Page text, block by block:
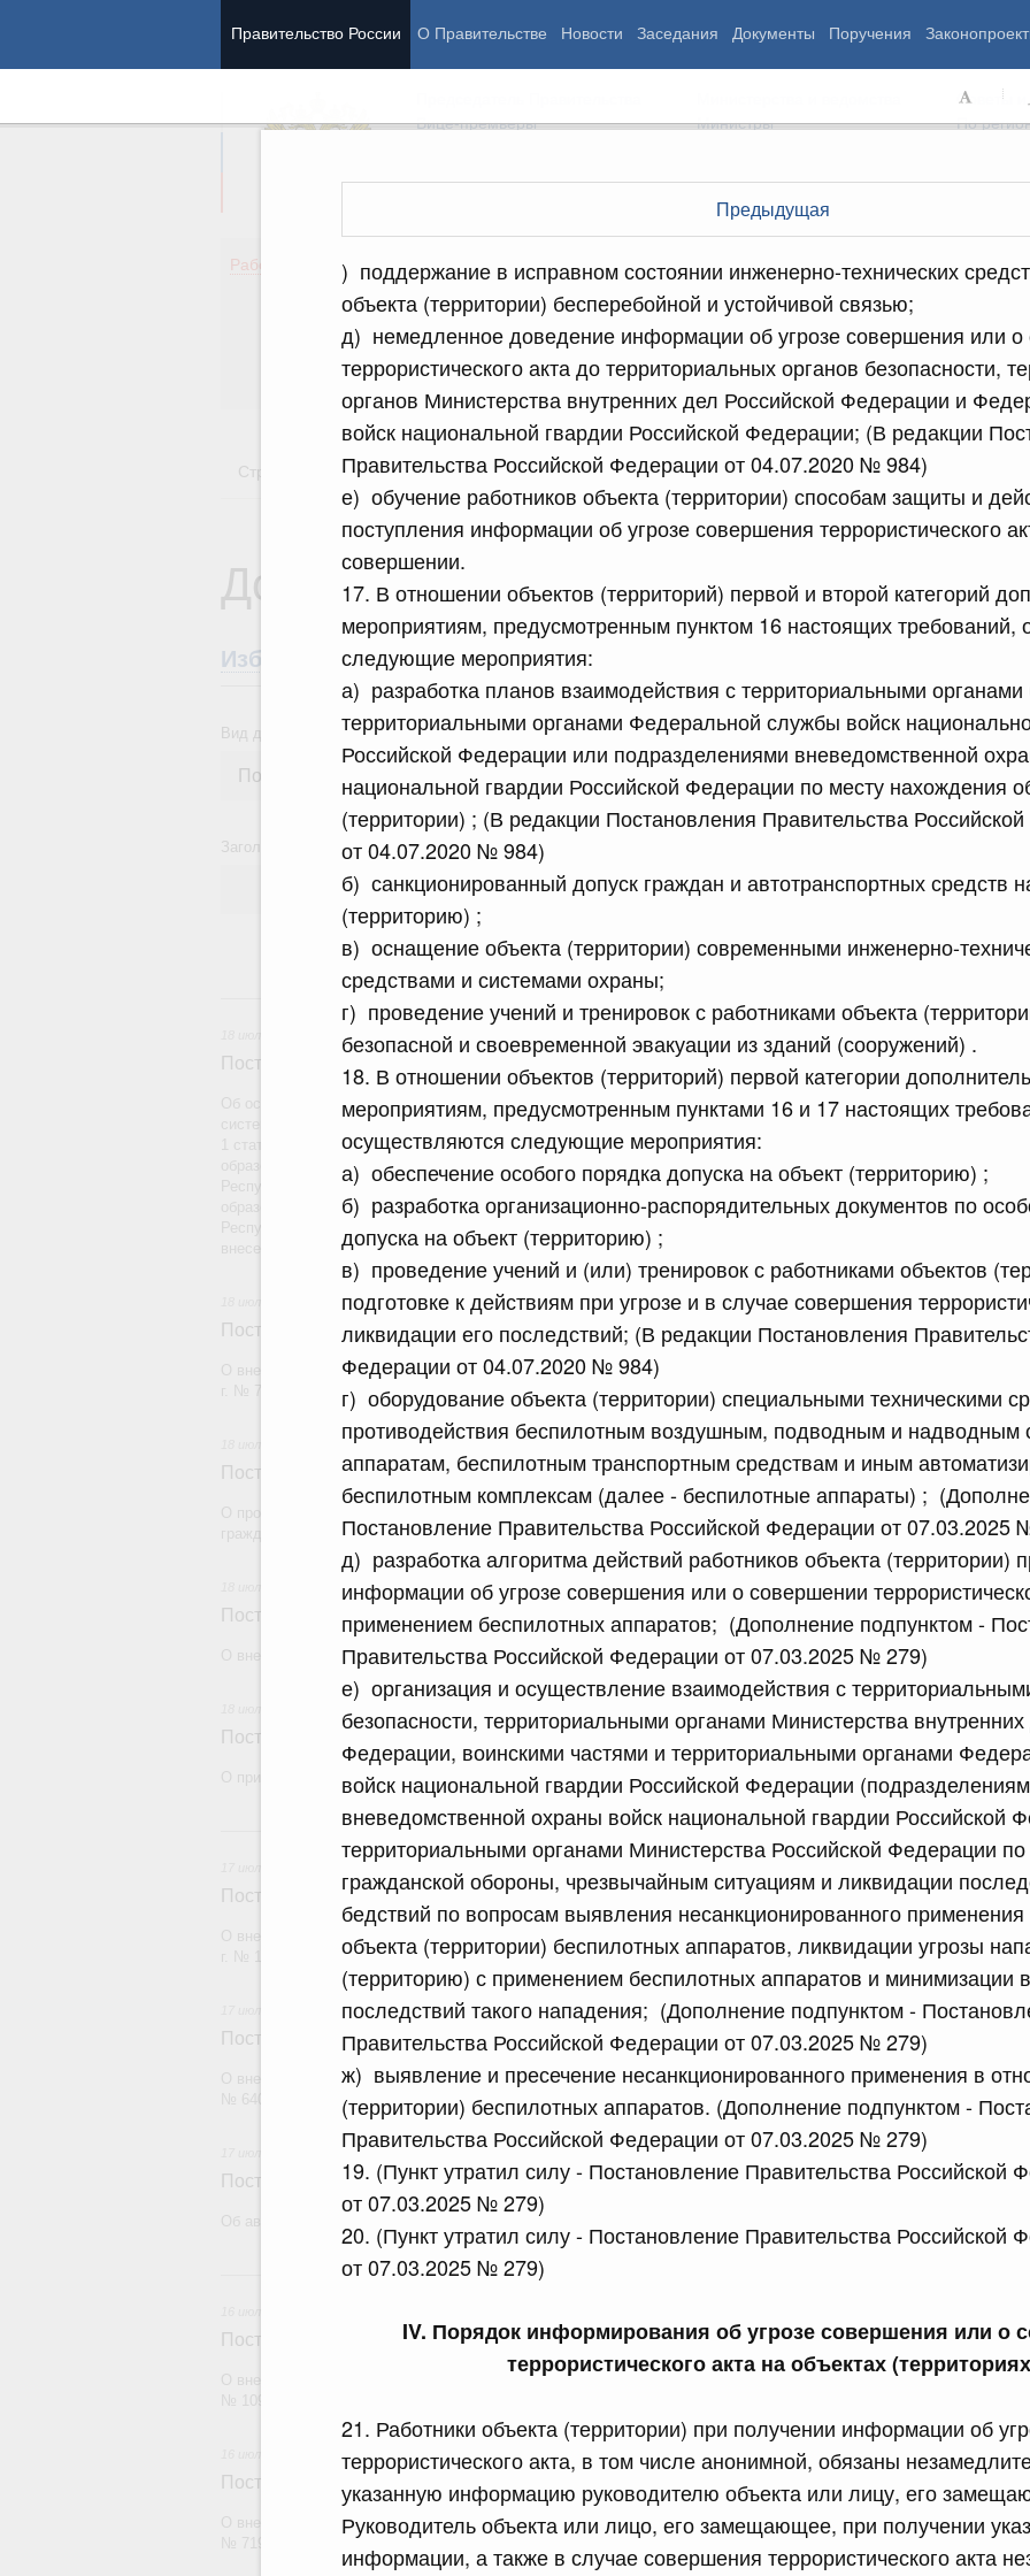
Правительство России О Правительстве Новости Заседания Документы Поручения
Предыдущая
) поддержание в исправном состоянии инженерно-технических
объекта (территории) бесперебойной и устойчивой связью;
д) немедленное доведение информации об угрозе совершения или о
террористического акта до территориальных органов безопасности,
органов Министерства внутренних дел Российской Федерации и
войск национальной гвардии Российской Федерации; (В редакции
Правительства Российской Федерации от 04.07.2020 № 984)
е) обучение работников объекта (территории) способам защиты и
поступления информации об угрозе совершения террористического
совершении.
17. В отношении объектов (территорий) первой и второй категорий
мероприятиям, предусмотренным пунктом 16 настоящих требований,
следующие мероприятия:
а) разработка планов взаимодействия с территориальными органами
территориальными органами Федеральной службы войск
Российской Федерации или подразделениями вневедомственной
национальной гвардии Российской Федерации по месту нахождения
(территории) ; (В редакции Постановления Правительства
от 04.07.2020 № 984)
б) санкционированный допуск граждан и автотранспортных средств
(территорию) ;
в) оснащение объекта (территории) современными инженерно-
средствами и системами охраны;
г) проведение учений и тренировок с работниками объекта
безопасной и своевременной эвакуации из зданий (сооружений) .
18. В отношении объектов (территорий) первой категории
мероприятиям, предусмотренным пунктами 16 и 17 настоящих
осуществляются следующие мероприятия:
а) обеспечение особого порядка допуска на объект (территорию) ;
б) разработка организационно-распорядительных документов по
допуска на объект (территорию) ;
в) проведение учений и (или) тренировок с работниками объектов
подготовке к действиям при угрозе и в случае совершения
ликвидации его последствий; (В редакции Постановления
Федерации от 04.07.2020 № 984)
г) оборудование объекта (территории) специальными техническими
противодействия беспилотным воздушным, подводным и надводным
аппаратам, беспилотным транспортным средствам и иным
беспилотным комплексам (далее - беспилотные аппараты) ;
Постановление Правительства Российской Федерации от 07.03.2025
д) разработка алгоритма действий работников объекта (территории)
информации об угрозе совершения или о совершении
применением беспилотных аппаратов; (Дополнение подпунктом -
Правительства Российской Федерации от 07.03.2025 № 279)
е) организация и осуществление взаимодействия с
безопасности, территориальными органами Министерства
Федерации, воинскими частями и территориальными органами
войск национальной гвардии Российской Федерации
вневедомственной охраны войск национальной гвардии Российской
территориальными органами Министерства Российской Федерации
гражданской обороны, чрезвычайным ситуациям и ликвидации
бедствий по вопросам выявления несанкционированного
объекта (территории) беспилотных аппаратов, ликвидации угрозы
(территорию) с применением беспилотных аппаратов и минимизации
последствий такого нападения; (Дополнение подпунктом -
Правительства Российской Федерации от 07.03.2025 № 279)
ж) выявление и пресечение несанкционированного применения в
(территории) беспилотных аппаратов. (Дополнение подпунктом -
Правительства Российской Федерации от 07.03.2025 № 279)
19. (Пункт утратил силу - Постановление Правительства Российской
от 07.03.2025 № 279)
20. (Пункт утратил силу - Постановление Правительства Российской
от 07.03.2025 № 279)
IV. Порядок информирования об угрозе совершения или о
террористического акта на объектах
21. Работники объекта (территории) при получении информации об
террористического акта, в том числе анонимной, обязаны
указанную информацию руководителю объекта или лицу, его
Руководитель объекта или лицо, его замещающее, при получении
информации, а также в случае совершения террористического акта
Вице-премьеры
Министры
Советы и
По
Работа Правительства
Демография
Здоровье
Образование
Культура
Общество
Государство
Занятость и труд
Технологическое развитие
Экономика. Регулирование
Финансы
Социальные услуги
Экология
Жильё и
Энергетика
Сельское
Стратегии Государственные программы Национальные проекты
Документы
Избранные документы со справками к ним
Вид документа Номер
Заголовок или текст документа
18 июля, суббота
Постановление Правительства Российской Федерации от 18.07.2026 г. № 905
Об особенностях присуждения ученых степеней и присвоения ученых званий, предусмотренных
системой государственной научной аттестации Российской Федерации, лицам, указанным в части
1 статьи 6 Федерального закона "Об особенностях правового регулирования отношений в сферах
образования и науки в связи с принятием в Российскую Федерацию Донецкой Народной
Республики, Луганской Народной Республики, Запорожской области, Херсонской области и
образованием в составе Российской Федерации новых субъектов - Донецкой Народной
Республики, Луганской Народной Республики, Запорожской области, Херсонской области и о
внесении изменений в отдельные законодательные акты Российской Федерации"
Постановление Правительства Российской Федерации от 18.07.2026 г. № 907
О внесении изменения в постановление Правительства Российской Федерации от 3 декабря 2004
Постановление Правительства Российской Федерации от 18.07.2026 г. № 914
О проведении эксперимента по использованию платежных карт "Мир" при предоставлении
гражданам отдельных мер социальной защиты (поддержки) и иных льгот
Постановление Правительства Российской Федерации от 18.07.2026 г. № 913
О внесении изменений в некоторые акты Правительства Российской Федерации
Постановление Правительства Российской Федерации от 18.07.2026 г. № 912
О признании утратившими силу некоторых актов Правительства Российской Федерации
17 июля, пятница
Постановление Правительства Российской Федерации от 17.07.2026 г. № 903
О внесении изменений в постановление Правительства Российской Федерации от 5 сентября 2025
Постановление Правительства Российской Федерации от 17.07.2026 г. № 902
О внесении изменений в постановление Правительства Российской Федерации от 26 июня 2015 г.
Постановление Правительства Российской Федерации от 17.07.2026 г. № 901
Об авансировании государственного контракта
16 июля, четверг
Постановление Правительства Российской Федерации от 16.07.2026 г. № 898
О внесении изменений в постановление Правительства Российской Федерации от 30 июня 2021 г.
Постановление Правительства Российской Федерации от 16.07.2026 г. № 899
О внесении изменений в постановление Правительства Российской Федерации от 17 июля 2015 г.